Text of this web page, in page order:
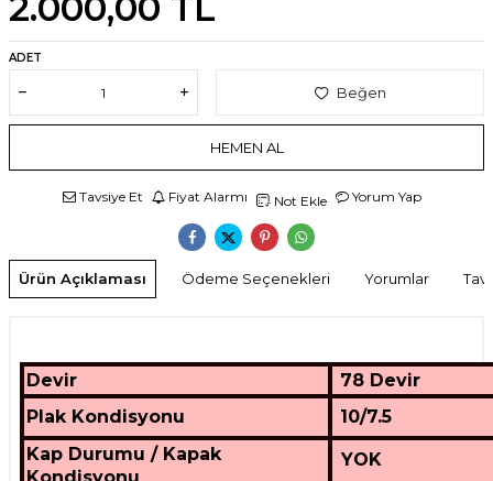
ADET
Beğen
HEMEN AL
Tavsiye Et Fiyat Alarmı Not Ekle Yorum Yap
Ürün Açıklaması Ödeme Seçenekleri Yorumlar
Devir
78 Devir
Plak Kondisyonu
10/7.5
Kap Durumu / Kapak
YOK